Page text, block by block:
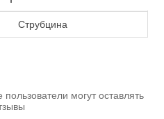
Струбцина
могут оставлять